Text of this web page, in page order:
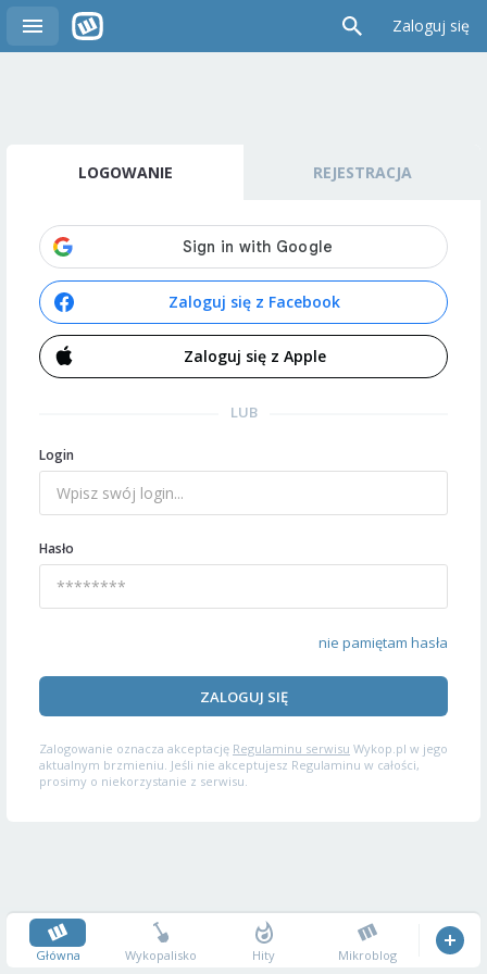
Zaloguj się
LOGOWANIE REJESTRACJA
Zaloguj się z Facebook
Zaloguj się z Apple
LUB
Login
Hasło
nie pamiętam hasła
ZALOGUJ SIĘ
Zalogowanie oznacza akceptację Regulaminu serwisu Wykop.pl w jego
aktualnym brzmieniu. Jeśli nie akceptujesz Regulaminu w całości,
prosimy o niekorzystanie z serwisu.
Główna Wykopalisko Hity Mikroblog